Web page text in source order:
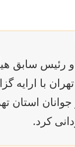
رئیس سابق
با ارایه
استان
کرد.